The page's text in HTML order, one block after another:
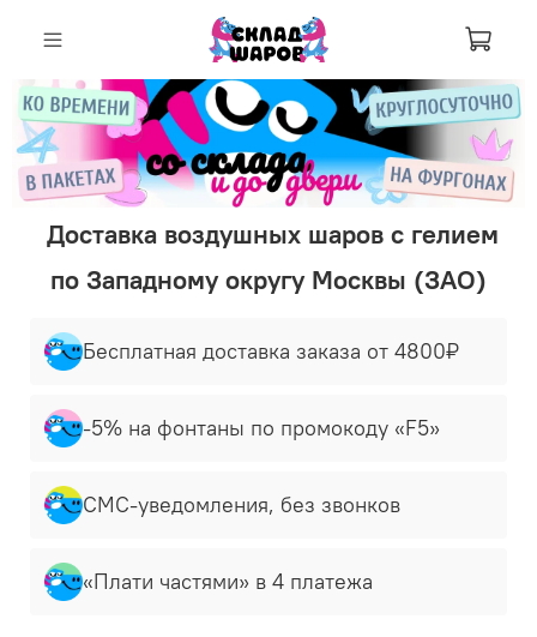
Доставка воздушных шаров с гелием
по Западному округу Москвы (ЗАО)
Бесплатная доставка заказа от 4800₽
-5% на фонтаны по промокоду «F5»
СМС-уведомления, без звонков
«Плати частями» в 4 платежа